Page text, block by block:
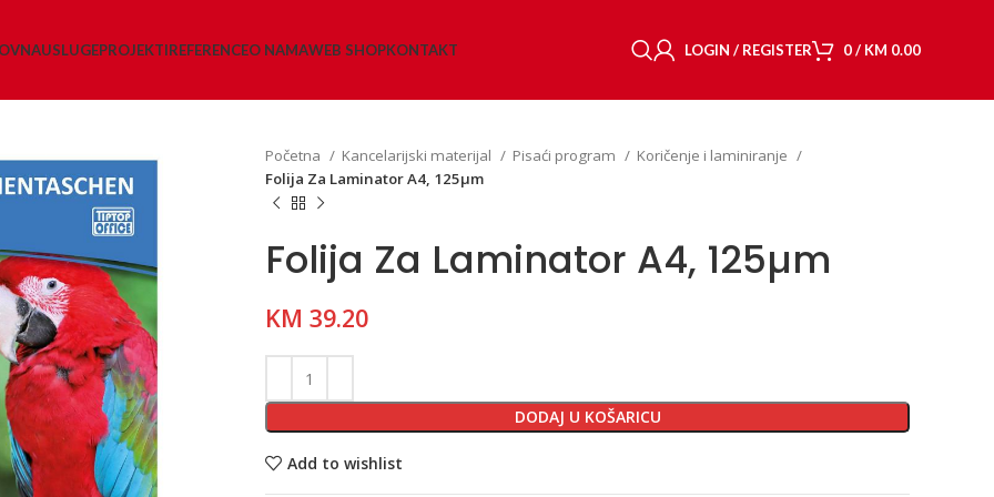
USLUGEPROJEKTIREFERENCEO NAMAWEB SHOPKONTAKT LOGIN / REGISTER 0/ KM 0.00
Početna Kancelarijski materijal Pisaći program
Koričenje i laminiranje
Folija Za Laminator A4, 125µm
Folija Za Laminator A4, 125µm
KM 39.20
DODAJ U KOŠARICU
Add to wishlist